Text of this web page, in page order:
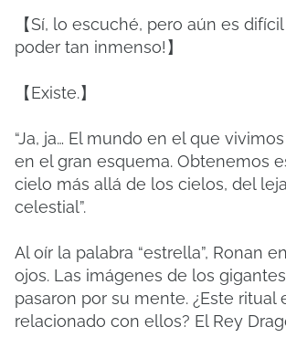
【Sí, lo escuché, pero aún es difícil
poder tan inmenso!】
【Existe.】
“Ja, ja… El mundo en el que
en el gran esquema. Obtenemos
cielo más allá de los cielos, del
celestial”.
Al oír la palabra “estrella”, Ronan
ojos. Las imágenes de los
pasaron por su mente. ¿Este ritual
relacionado con ellos? El Rey